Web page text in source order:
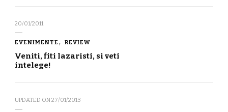
20/01/2011
EVENIMENTE REVIEW
Veniti, fiti lazaristi, si veti
intelege!
UPDATED ON27/01/2013